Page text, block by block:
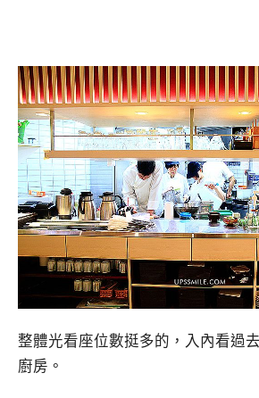
整體光看座位數挺多的，入內看過
廚房。